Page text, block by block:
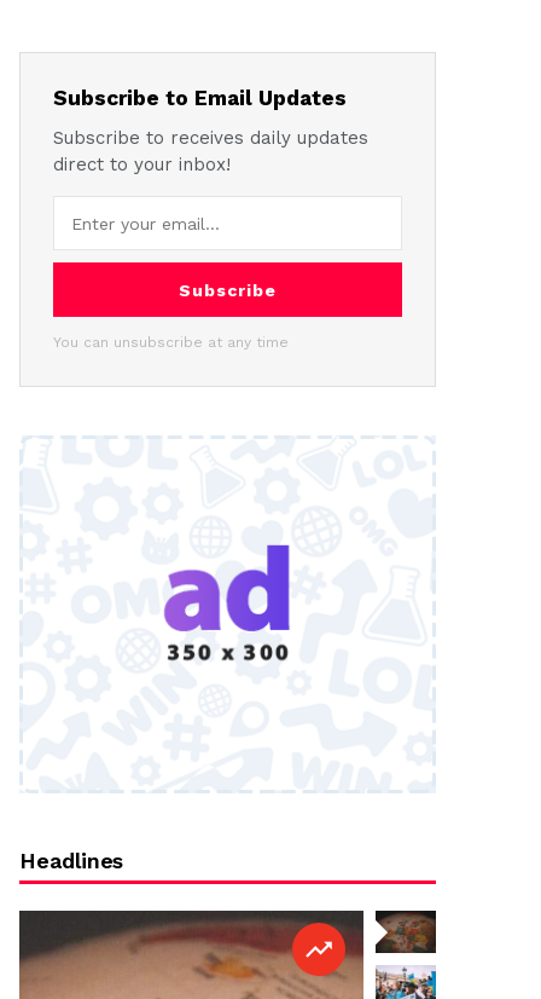
Subscribe to Email Updates
Subscribe to receives daily updates
direct to your inbox!
Subscribe
You can unsubscribe at any time
Headlines